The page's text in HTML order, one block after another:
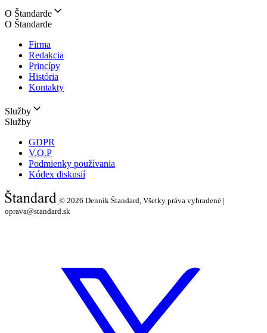
O Štandarde
O Štandarde
Firma
Redakcia
Princípy
História
Kontakty
Služby
Služby
GDPR
V.O.P
Podmienky používania
Kódex diskusií
© 2026 Denník Štandard, Všetky práva vyhradené |
oprava@standard.sk